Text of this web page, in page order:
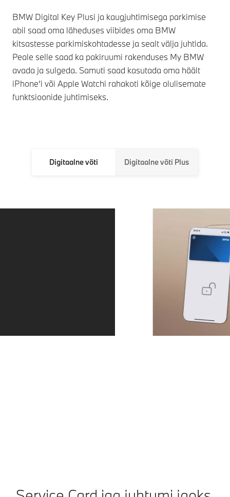
BMW Digital Key Plusi ja kaugjuhtimisega parkimise
abil saad oma läheduses viibides oma BMW
kitsastesse parkimiskohtadesse ja sealt välja juhtida.
Peale selle saad ka pakiruumi rakenduses My BMW
avada ja sulgeda. Samuti saad kasutada oma häält
iPhone’i või Apple Watchi rahakoti kõige olulisemate
funktsioonide juhtimiseks.
Digitaalne võti Digitaalne võti Plus
BMW digitaalne võti.